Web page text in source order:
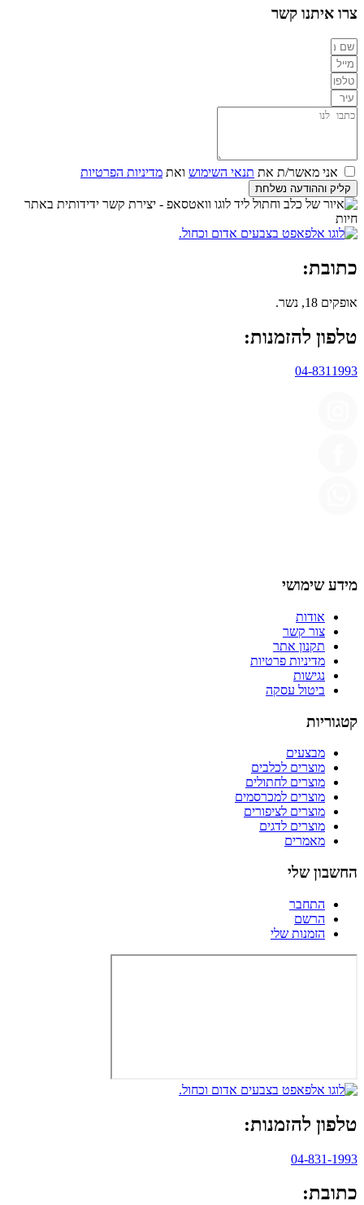
צרו איתנו קשר
אני מאשר/ת את תנאי השימוש ואת מדיניות הפרטיות
קליק וההודעה נשלחת
כתובת:
אופקים 18, נשר.
טלפון להזמנות:
04-8311993
מידע שימושי
אודות
צור קשר
תקנון אתר
מדיניות פרטיות
נגישות
ביטול עסקה
קטגוריות
מבצעים
מוצרים לכלבים
מוצרים לחתולים
מוצרים למכרסמים
מוצרים לציפורים
מוצרים לדגים
מאמרים
החשבון שלי
התחבר
הרשם
הזמנות שלי
טלפון להזמנות:
04-831-1993
כתובת: